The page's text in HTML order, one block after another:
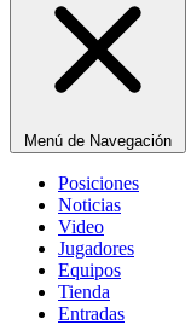
Menú de Navegación
Posiciones
Noticias
Video
Jugadores
Equipos
Tienda
Entradas